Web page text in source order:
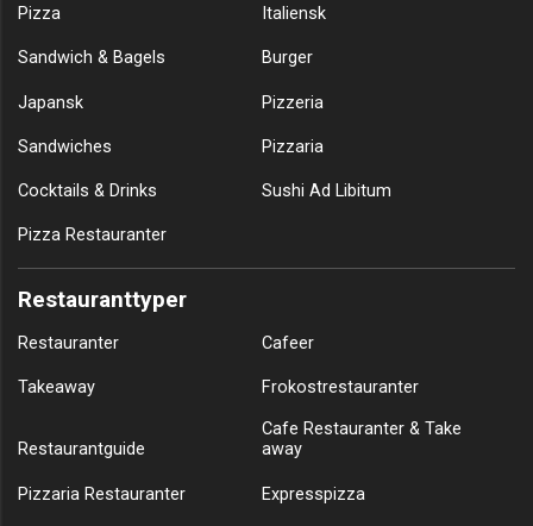
Pizza Italiensk
Sandwich & Bagels Burger
Japansk Pizzeria
Sandwiches Pizzaria
Cocktails & Drinks Sushi Ad Libitum
Pizza Restauranter
Restauranttyper
Restauranter Cafeer
Takeaway Frokostrestauranter
Restaurantguide
Cafe Restauranter & Take
away
Pizzaria Restauranter Expresspizza